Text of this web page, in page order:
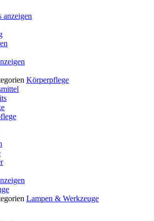
anzeigen
Körperpflege
Lampen & Werkzeuge